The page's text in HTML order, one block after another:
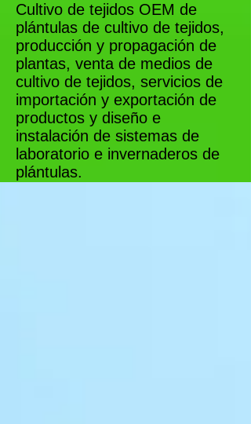
Cultivo de tejidos OEM de
plántulas de cultivo de tejidos,
producción y propagación de
plantas, venta de medios de
cultivo de tejidos, servicios de
importación y exportación de
productos y diseño e
instalación de sistemas de
laboratorio e invernaderos de
plántulas.